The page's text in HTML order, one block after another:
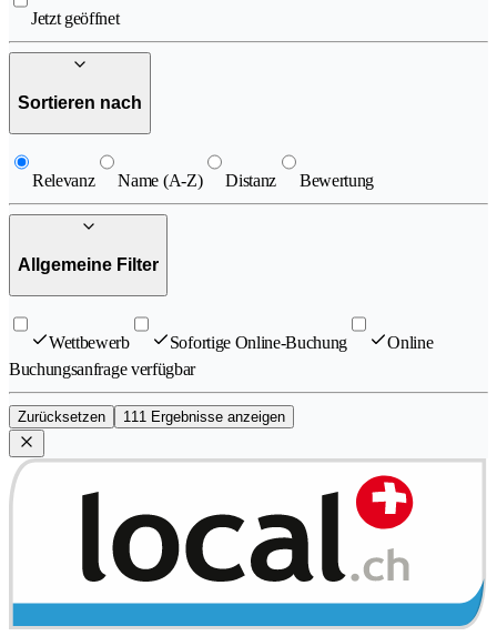
Jetzt geöffnet
Sortieren nach
Relevanz Name (A-Z) Distanz Bewertung
Allgemeine Filter
Wettbewerb Sofortige Online-Buchung
Online
Buchungsanfrage verfügbar
Zurücksetzen 111 Ergebnisse anzeigen